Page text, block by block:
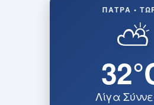
ΠΆΤΡΑ •
⛅
Λίγα